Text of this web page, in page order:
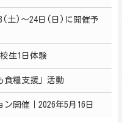
土)～24日(日)に開催予
生1日体験
食糧支援」活動
開催｜2026年5月16日